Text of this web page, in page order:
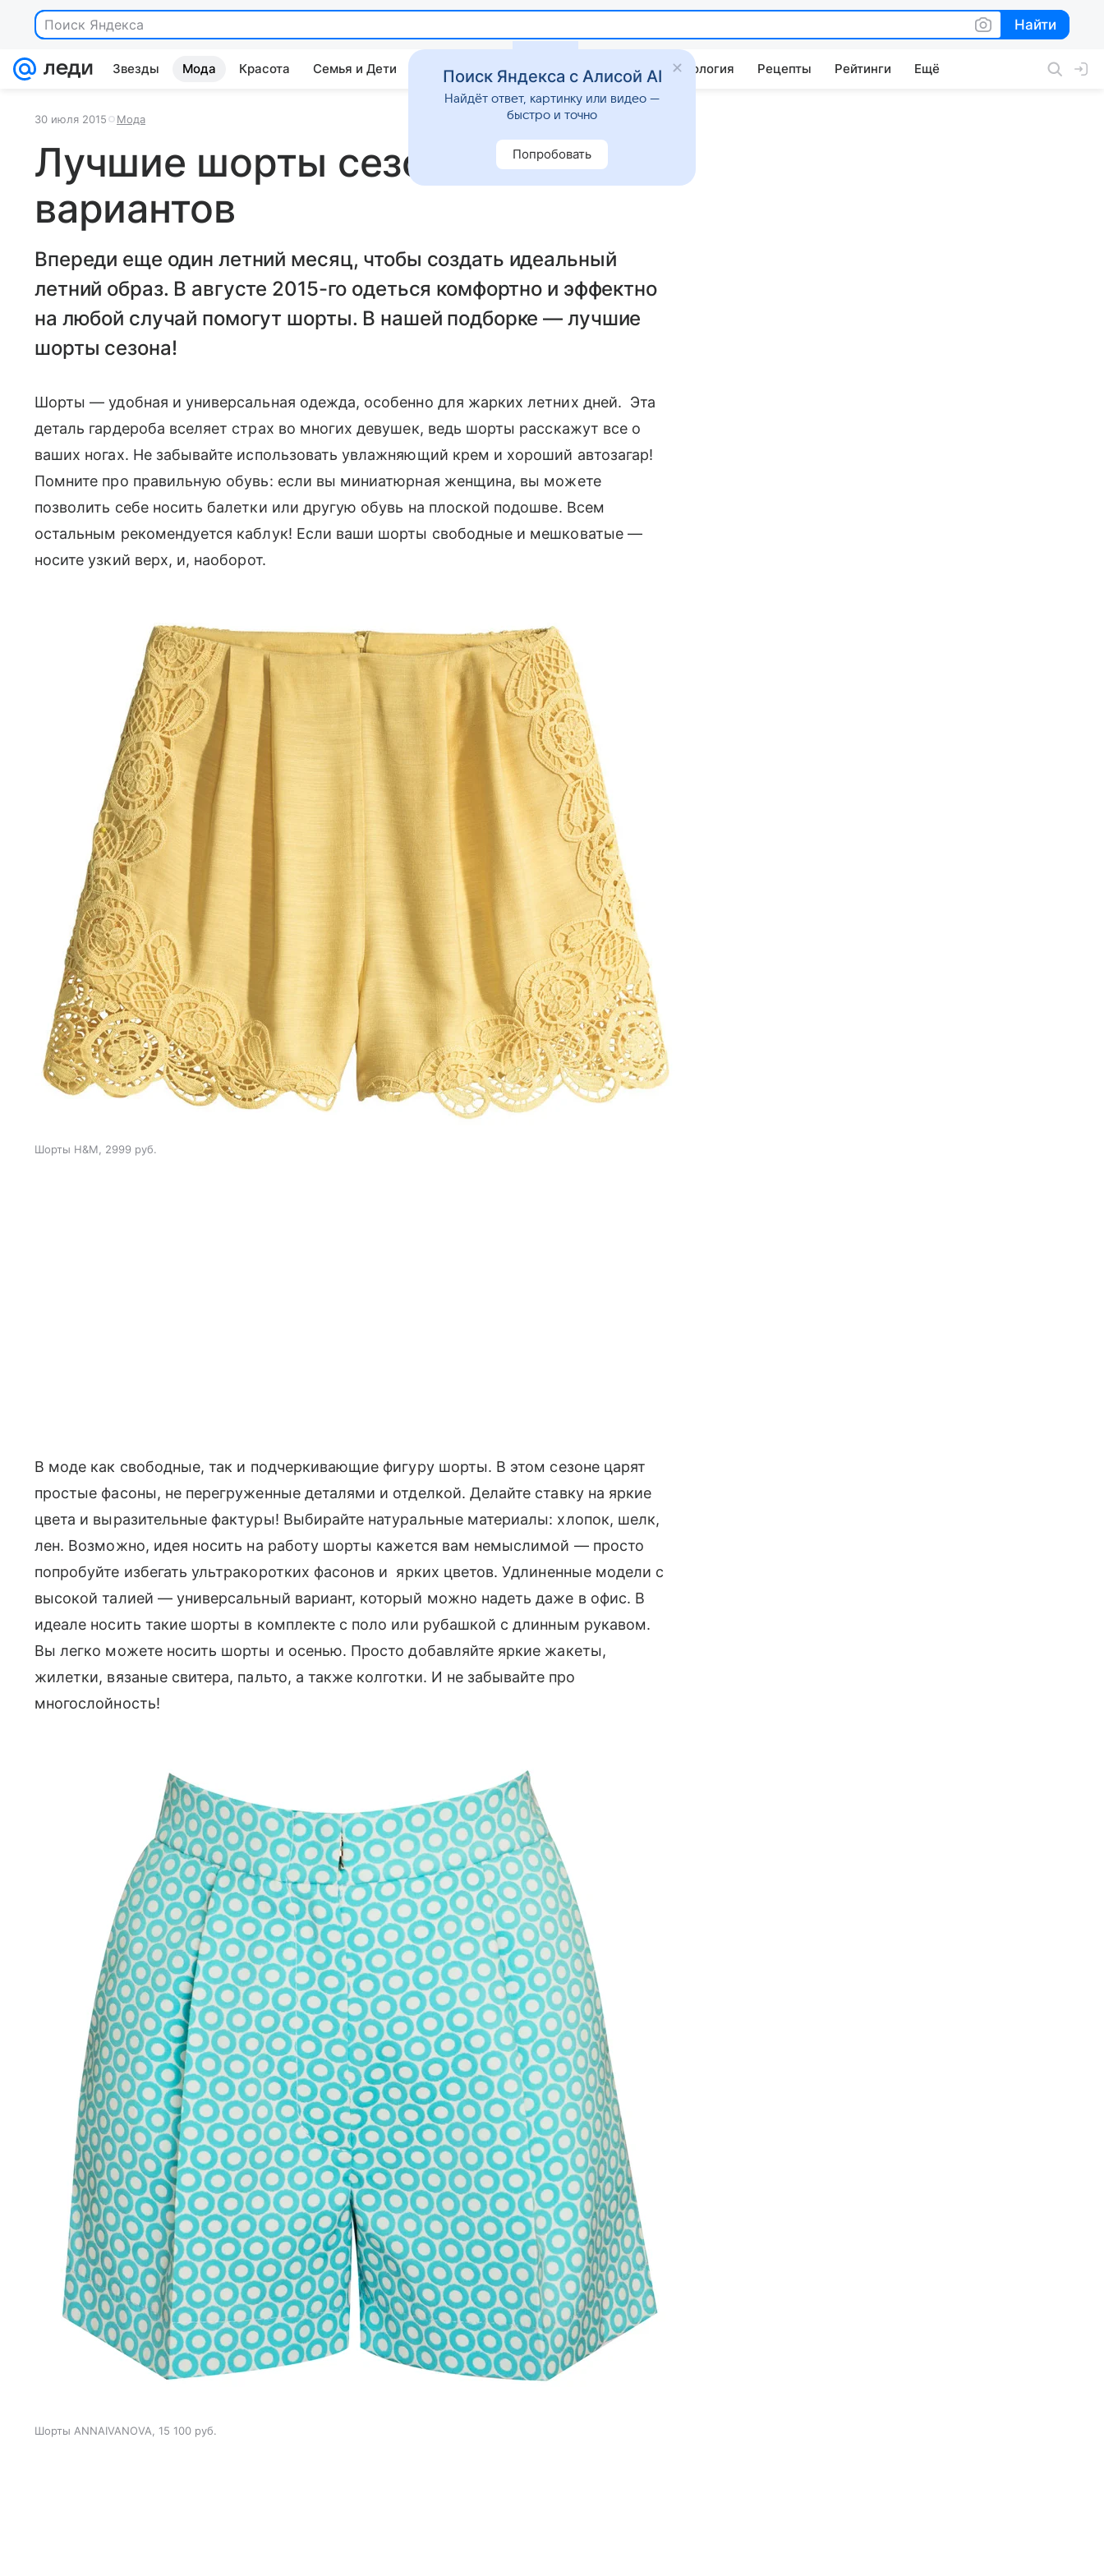
Поиск Яндекса Найти
Найти
Звезды Мода Красота Семья и Дети Дом Гороскопы Стиль жизни Психология Рецепты Рейтинги Ещё
30 июля 2015 Мода
Лучшие шорты сезона: 56
вариантов
Впереди еще один летний месяц, чтобы создать идеальный
летний образ. В августе 2015-го одеться комфортно и эффектно
на любой случай помогут шорты. В нашей подборке — лучшие
шорты сезона!
Шорты — удобная и универсальная одежда, особенно для жарких летних дней. Эта
деталь гардероба вселяет страх во многих девушек, ведь шорты расскажут все о
ваших ногах. Не забывайте использовать увлажняющий крем и хороший автозагар!
Помните про правильную обувь: если вы миниатюрная женщина, вы можете
позволить себе носить балетки или другую обувь на плоской подошве. Всем
остальным рекомендуется каблук! Если ваши шорты свободные и мешковатые —
носите узкий верх, и, наоборот.
Шорты H&M, 2999 руб.
В моде как свободные, так и подчеркивающие фигуру шорты. В этом сезоне царят
простые фасоны, не перегруженные деталями и отделкой. Делайте ставку на яркие
цвета и выразительные фактуры! Выбирайте натуральные материалы: хлопок, шелк,
лен. Возможно, идея носить на работу шорты кажется вам немыслимой — просто
попробуйте избегать ультракоротких фасонов и ярких цветов. Удлиненные модели с
высокой талией — универсальный вариант, который можно надеть даже в офис. В
идеале носить такие шорты в комплекте с поло или рубашкой с длинным рукавом.
Вы легко можете носить шорты и осенью. Просто добавляйте яркие жакеты,
жилетки, вязаные свитера, пальто, а также колготки. И не забывайте про
многослойность!
Шорты ANNAIVANOVA, 15 100 руб.
Поиск Яндекса с Алисой AI
Найдёт ответ, картинку или видео —
быстро и точно
Попробовать